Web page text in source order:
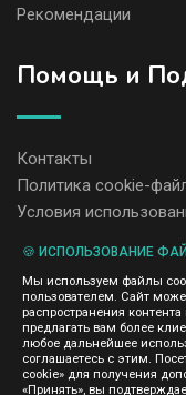
Рекомендации
Помощь и
Контакты
Политика cookie-
Условия
содержание
Мы ценим
передаем и не продаем
пользователей
правила
AvizInfo.uz. На
реклама Google
🍪 ИСПОЛЬЗОВАНИЕ
Мы используем файлы
пользователем. Сайт
распространения
предлагать вам более
любое дальнейшее
соглашаетесь с этим.
cookie» для получения
«Принять», вы